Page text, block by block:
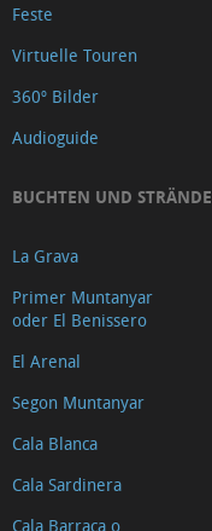
Feste
Virtuelle Touren
360º Bilder
Audioguide
BUCHTEN UND STRÄNDE
La Grava
Primer Muntanyar
oder El Benissero
El Arenal
Segon Muntanyar
Cala Blanca
Cala Sardinera
Cala Barraca o